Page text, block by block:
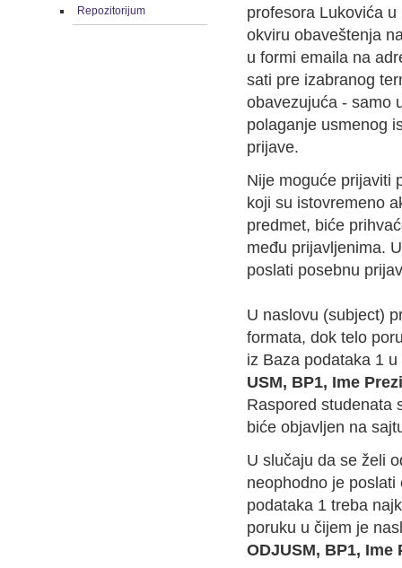
Repozitorijum
profesora Lukovića
okviru obaveštenja
u formi emaila na
sati pre izabranog
obavezujuća - samo
polaganje usmenog
prijave.
Nije moguće prijaviti
koji su istovremeno
predmet, biće
među prijavljenima.
poslati posebnu
U naslovu (subject)
formata, dok telo
iz Baza podataka 1
USM, BP1, Ime
Raspored studenata
biće objavljen na
U slučaju da se želi
neophodno je
podataka 1 treba
poruku u čijem je
ODJUSM, BP1, Ime